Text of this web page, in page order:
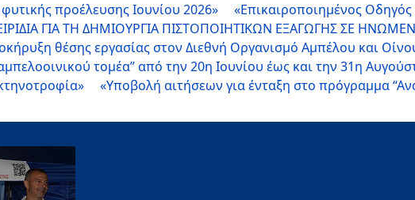
προέλευσης Ιουνίου 2026»
«Επικαιροποιημένος
ΓΙΑ ΤH ΔΗΜΙΟΥΡΓΙΑ ΠΙΣΤΟΠΟΙΗΤΙΚΩΝ ΕΞΑΓΩΓΗΣ ΣΕ
θέσης εργασίας στον Διεθνή Οργανισμό Αμπέλου και
τομέα” από την 20η Ιουνίου έως και την 31η
«Υποβολή αιτήσεων για ένταξη στο πρόγραμμα